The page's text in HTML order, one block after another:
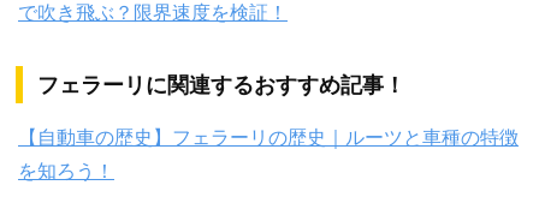
で吹き飛ぶ？限界速度を検証！
フェラーリに関連するおすすめ記事！
【自動車の歴史】フェラーリの歴史｜ルーツと車種の特徴
を知ろう！